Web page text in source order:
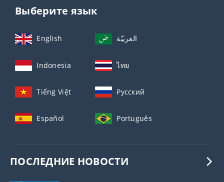
Выберите язык
English العربيّة
Indonesia ไทย
Tiếng Việt Русский
Español Português
ПОСЛЕДНИЕ НОВОСТИ